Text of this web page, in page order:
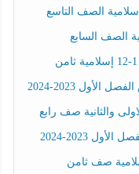
الصف السابع
2023-2024
والثانية صف رابع
2023-2024
صف ثامن